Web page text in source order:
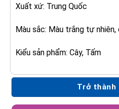
Xuất xứ: Trung Quốc
Màu sắc: Màu trắng tự nhiên,
Kiểu sản phẩm: Cây, Tấm
Trở thành